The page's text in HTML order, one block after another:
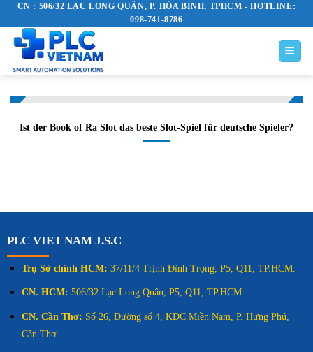
Skip
to
content
CN : 506/32 LẠC LONG QUÂN, P. HÒA BÌNH, TPHCM - HOTLINE:
098-741-8786
Ist der Book of Ra Slot das beste Slot-Spiel für deutsche Spieler?
PLC VIET NAM J.S.C
Trụ Sở chính HCM: 37/11/4 Trịnh Đình Trọng, P5, Q11, TP.HCM.
CN. HCM: 506/32 Lạc Long Quân, P5, Q11, TP.HCM.
CN. Cần Thơ: Số 26, Đường số 4, KDC Miền Nam, P. Hưng Phú,
Cần Thơ.